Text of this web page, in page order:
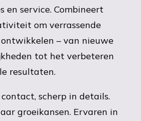
en service. Combineert
om verrassende
– van nieuwe
tot het verbeteren
resultaten.
scherp in details.
groeikansen. Ervaren in